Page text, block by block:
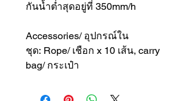
กันน้ำต่ำสุดอยู่ที่ 350mm/h
Accessories/ อุปกรณ์ใน
ชุด: Rope/ เชือก x 10 เส้น, carry
bag/ กระเป๋า